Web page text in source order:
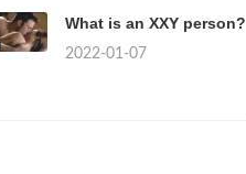
What is an XXY person?
2022-01-07